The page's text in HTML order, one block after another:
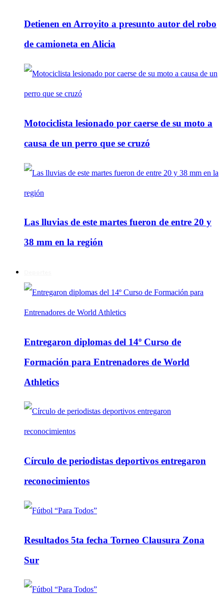
Detienen en Arroyito a presunto autor del robo
de camioneta en Alicia
Motociclista lesionado por caerse de su moto a
causa de un perro que se cruzó
Las lluvias de este martes fueron de entre 20 y
38 mm en la región
Entregaron diplomas del 14º Curso de
Formación para Entrenadores de World
Athletics
Círculo de periodistas deportivos entregaron
reconocimientos
Resultados 5ta fecha Torneo Clausura Zona
Sur